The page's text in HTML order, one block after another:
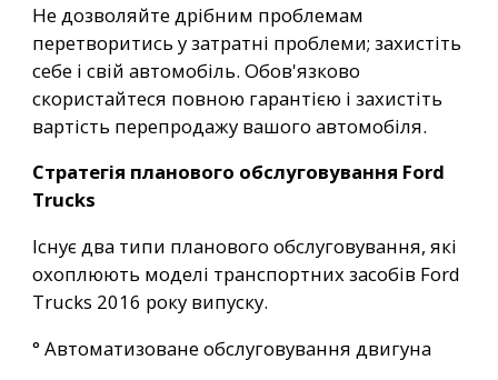
Не дозволяйте дрібним проблемам
перетворитись у затратні проблеми; захистіть
себе і свій автомобіль. Обов'язково
скористайтеся повною гарантією і захистіть
вартість перепродажу вашого автомобіля.
Стратегія планового обслуговування Ford
Trucks
Існує два типи планового обслуговування, які
охоплюють моделі транспортних засобів Ford
Trucks 2016 року випуску.
° Автоматизоване обслуговування двигуна